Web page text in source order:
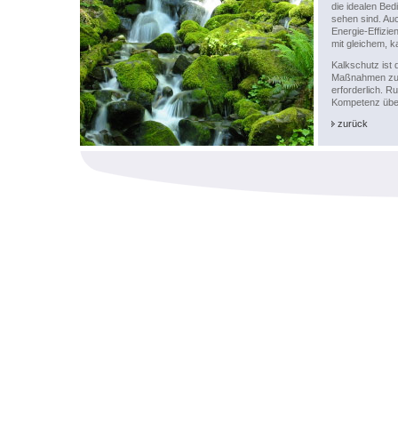
die idealen
sehen sind.
Energie-
mit gleichem,
Kalkschutz ist
Maßnahmen
erforderlich.
Kompetenz
zurück